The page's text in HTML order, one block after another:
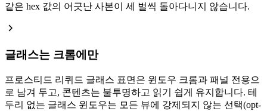
같은 hex 값의 어긋난 사본이 세 벌씩 돌아다니지 않습니다.
글래스는 크롬에만
프로스티드 리퀴드 글래스 표면은 윈도우 크롬과 패널 전용으
로 남겨 두고, 콘텐츠는 불투명하고 읽기 쉽게 유지합니다. 테
두리 없는 글래스 윈도우는 모든 뷰에 강제되지 않는 선택(opt-